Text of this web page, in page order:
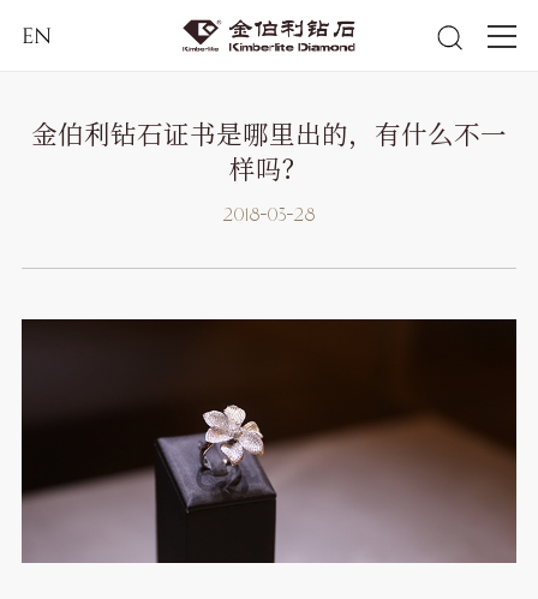
EN
金伯利钻石证书是哪里出的，有什么不一
样吗？
2018-03-28